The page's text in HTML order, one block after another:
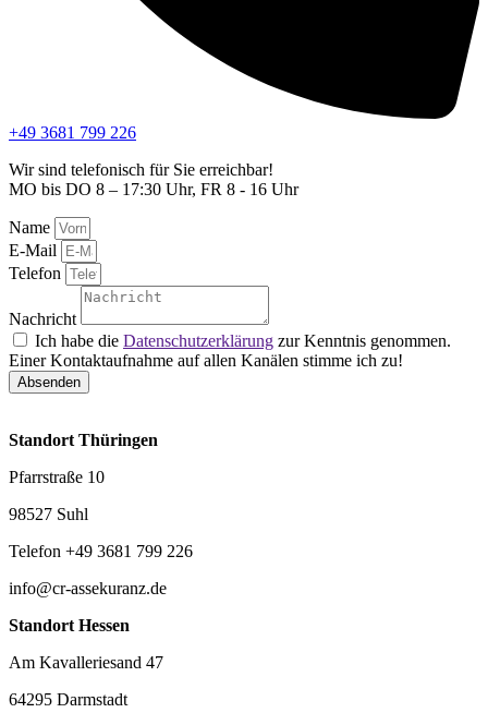
+49 3681 799 226
Wir sind telefonisch für Sie erreichbar!
MO bis DO 8 – 17:30 Uhr, FR 8 - 16 Uhr
Name
E-Mail
Telefon
Nachricht
Ich habe die Datenschutzerklärung zur Kenntnis genommen.
Einer Kontaktaufnahme auf allen Kanälen stimme ich zu!
Absenden
Standort Thüringen
Pfarrstraße 10
98527 Suhl
Telefon +49 3681 799 226
info@cr-assekuranz.de
Standort Hessen
Am Kavalleriesand 47
64295 Darmstadt